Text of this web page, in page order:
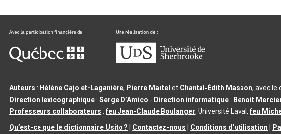
Auteurs : Hélène Cajolet-Laganière, Pierre Martel et Chantal‑Édith Masson, avec le
Direction lexicographique :Serge D’Amico - Direction informatique : Benoit Mercier
Professeurs collaborateurs :feu Jean-Claude Boulanger, Université Laval,feu
Qu’est-ce que le dictionnaire Usito ?
Contactez-nous Conditions d’utilisation